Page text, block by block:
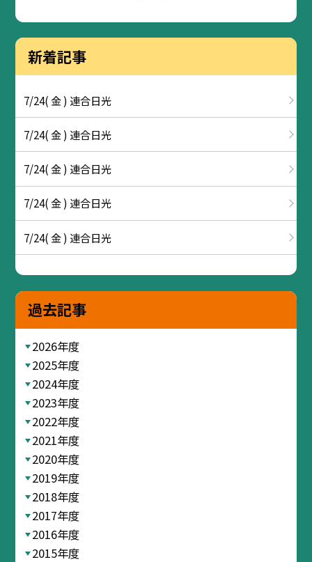
新着記事
7/24( 金 ) 連合日光
7/24( 金 ) 連合日光
7/24( 金 ) 連合日光
7/24( 金 ) 連合日光
7/24( 金 ) 連合日光
過去記事
2026年度
2025年度
2024年度
2023年度
2022年度
2021年度
2020年度
2019年度
2018年度
2017年度
2016年度
2015年度